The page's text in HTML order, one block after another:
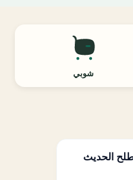
شوبي
الحديث